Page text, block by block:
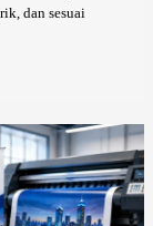
dan sesuai